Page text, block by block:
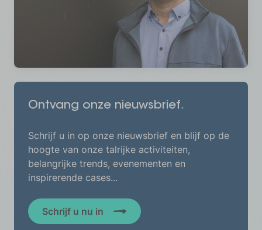
Ontvang onze nieuwsbrief.
Schrijf u in op onze nieuwsbrief en blijf op de
hoogte van onze talrijke activiteiten,
belangrijke trends, evenementen en
inspirerende cases...
Schrijf u nu in